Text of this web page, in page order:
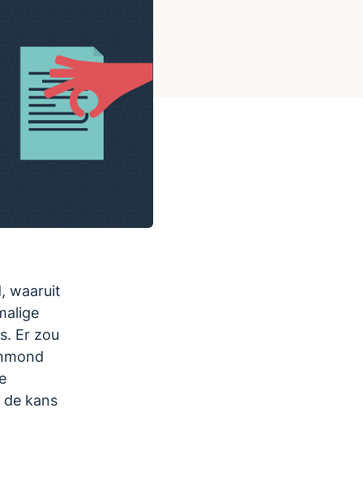
waaruit
Er zou
kans